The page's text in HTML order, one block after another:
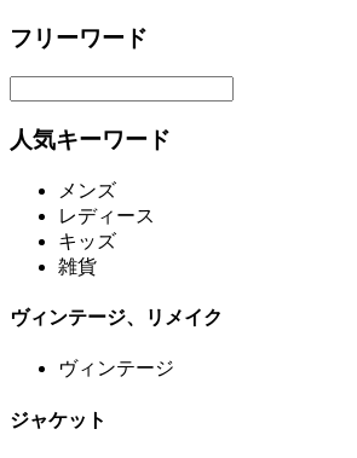
フリーワード
人気キーワード
メンズ
レディース
キッズ
雑貨
ヴィンテージ、リメイク
ヴィンテージ
ジャケット